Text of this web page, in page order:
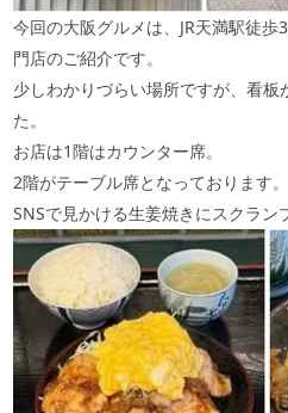
今回の大阪グルメは、JR天満駅徒
門店のご紹介です。
少しわかりづらい場所ですが、看板
た。
お店は1階はカウンター席。
2階がテーブル席となっております。
SNSで見かける生姜焼きにスクラン